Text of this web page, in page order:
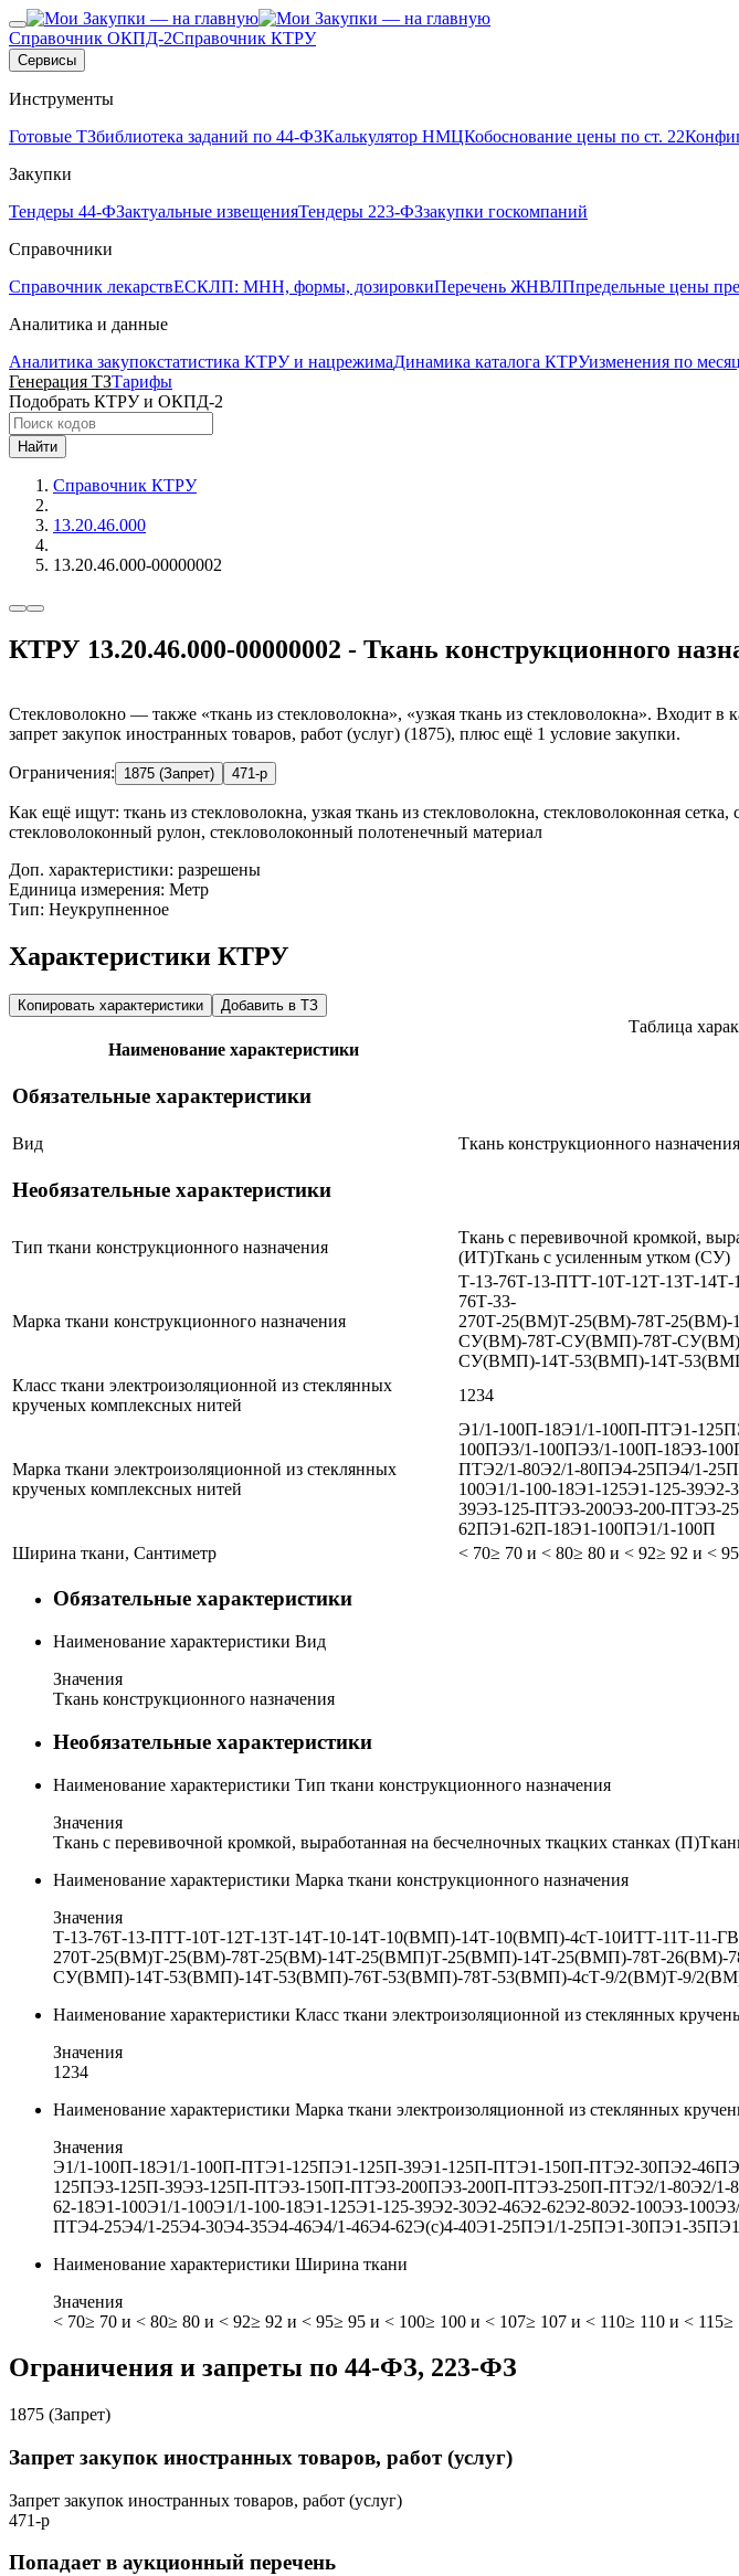
Справочник ОКПД-2Справочник КТРУ
Сервисы
Инструменты
Готовые ТЗбиблиотека заданий по 44-ФЗКалькулятор НМЦКобоснование цены по ст. 22
Закупки
Тендеры 44-ФЗактуальные извещенияТендеры 223-ФЗзакупки госкомпаний
Справочники
Справочник лекарствЕСКЛП: МНН, формы, дозировкиПеречень ЖНВЛПпредельные цены
Аналитика и данные
Аналитика закупокстатистика КТРУ и нацрежимаДинамика каталога КТРУизменения по
Генерация ТЗТарифы
Подобрать КТРУ и ОКПД-2
Найти
Справочник КТРУ
13.20.46.000
13.20.46.000-00000002
КТРУ 13.20.46.000-00000002 - Ткань конструкционного
Стекловолокно — также «ткань из стекловолокна», «узкая ткань из стекловолокна».
запрет закупок иностранных товаров, работ (услуг) (1875), плюс ещё 1 условие закупки.
Ограничения: 1875 (Запрет) 471-р
Как ещё ищут: ткань из стекловолокна, узкая ткань из стекловолокна, стекловолоконная
стекловолоконный рулон, стекловолоконный полотенечный материал
Доп. характеристики: разрешены
Единица измерения: Метр
Тип: Неукрупненное
Характеристики КТРУ
Копировать характеристики Добавить в ТЗ
Таблица
Наименование характеристики
Обязательные характеристики
Вид Ткань конструкционного назначения
Необязательные характеристики
Тип ткани конструкционного назначения
Ткань с перевивочной кромкой,
(ИТ)Ткань с усиленным утком (СУ)
Марка ткани конструкционного назначения
Т-13-76Т-13-ПТТ-10Т-12Т-13Т-14Т-
76Т-33-
270Т-25(ВМ)Т-25(ВМ)-78Т-25(ВМ)-
СУ(ВМ)-78Т-СУ(ВМП)-78Т-
СУ(ВМП)-14Т-53(ВМП)-14Т-
Класс ткани электроизоляционной из стеклянных
крученых комплексных нитей
1 234
Марка ткани электроизоляционной из стеклянных
крученых комплексных нитей
Э1/1-100П-18Э1/1-100П-ПТЭ1-125П
100ПЭ3/1-100ПЭ3/1-100П-18Э3-
ПТЭ2/1-80Э2/1-80ПЭ4-25ПЭ4/1-25П
100Э1/1-100-18Э1-125Э1-125-39Э2-
39Э3-125-ПТЭ3-200Э3-200-ПТЭ3-
62ПЭ1-62П-18Э1-100ПЭ1/1-100П
Ширина ткани, Сантиметр
< 70≥ 70 и < 80≥ 80 и < 92≥ 92 и < 95
Обязательные характеристики
Наименование характеристики Вид
Значения
Ткань конструкционного назначения
Необязательные характеристики
Наименование характеристики Тип ткани конструкционного назначения
Значения
Ткань с перевивочной кромкой, выработанная на бесчелночных ткацких станках (П)
Наименование характеристики Марка ткани конструкционного назначения
Значения
Т-13-76Т-13-ПТТ-10Т-12Т-13Т-14Т-10-14Т-10(ВМП)-14Т-10(ВМП)-4сТ-10ИТТ-11Т-11-
270Т-25(ВМ)Т-25(ВМ)-78Т-25(ВМ)-14Т-25(ВМП)Т-25(ВМП)-14Т-25(ВМП)-78Т-26(ВМ)-
СУ(ВМП)-14Т-53(ВМП)-14Т-53(ВМП)-76Т-53(ВМП)-78Т-53(ВМП)-4сТ-9/2(ВМ)Т-9/
Наименование характеристики Класс ткани электроизоляционной из стеклянных
Значения
1 234
Наименование характеристики Марка ткани электроизоляционной из стеклянных
Значения
Э1/1-100П-18Э1/1-100П-ПТЭ1-125ПЭ1-125П-39Э1-125П-ПТЭ1-150П-ПТЭ2-30ПЭ2-46П
125ПЭ3-125П-39Э3-125П-ПТЭ3-150П-ПТЭ3-200ПЭ3-200П-ПТЭ3-250П-ПТЭ2/1-80Э2/1-
62-18Э1-100Э1/1-100Э1/1-100-18Э1-125Э1-125-39Э2-30Э2-46Э2-62Э2-80Э2-100Э3-100
ПТЭ4-25Э4/1-25Э4-30Э4-35Э4-46Э4/1-46Э4-62Э(с)4-40Э1-25ПЭ1/1-25ПЭ1-30ПЭ1-35П
Наименование характеристики Ширина ткани
Значения
< 70≥ 70 и < 80≥ 80 и < 92≥ 92 и < 95≥ 95 и < 100≥ 100 и < 107≥ 107 и < 110≥ 110 и < 115≥
Ограничения и запреты по 44-ФЗ, 223-ФЗ
1875 (Запрет)
Запрет закупок иностранных товаров, работ (услуг)
Запрет закупок иностранных товаров, работ (услуг)
471-р
Попадает в аукционный перечень